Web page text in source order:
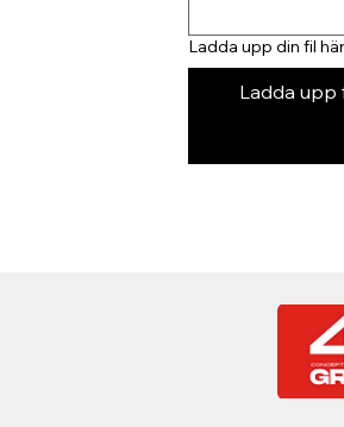
Ladda upp din fil här
Ladda upp